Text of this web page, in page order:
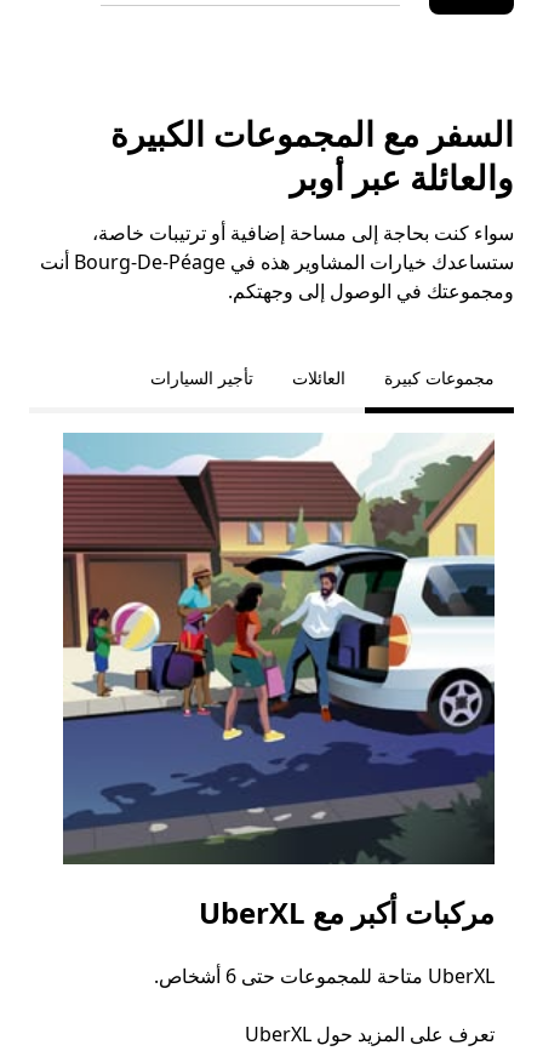
السفر مع المجموعات الكبيرة
والعائلة عبر أوبر
سواء كنت بحاجة إلى مساحة إضافية أو ترتيبات خاصة،
ستساعدك خيارات المشاوير هذه في Bourg-De-Péage أنت
ومجموعتك في الوصول إلى وجهتكم.
مجموعات كبيرة العائلات تأجير السيارات
مركبات أكبر مع UberXL
UberXL متاحة للمجموعات حتى 6 أشخاص.
تعرف على المزيد حول UberXL